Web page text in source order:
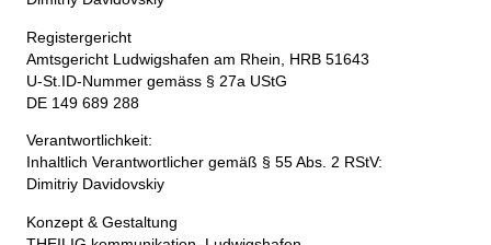
Registergericht
Amtsgericht Ludwigshafen am Rhein , HRB 51643
U-St.ID-Nummer gemäss § 27a UStG
DE 149 689 288
Verantwortlichkeit:
Inhaltlich Verantwortlicher gemäß § 55 Abs. 2 RStV:
Dimitriy Davidovskiy
Konzept & Gestaltung